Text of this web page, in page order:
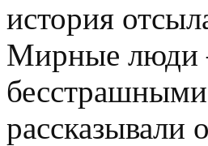
история
Мирные люди